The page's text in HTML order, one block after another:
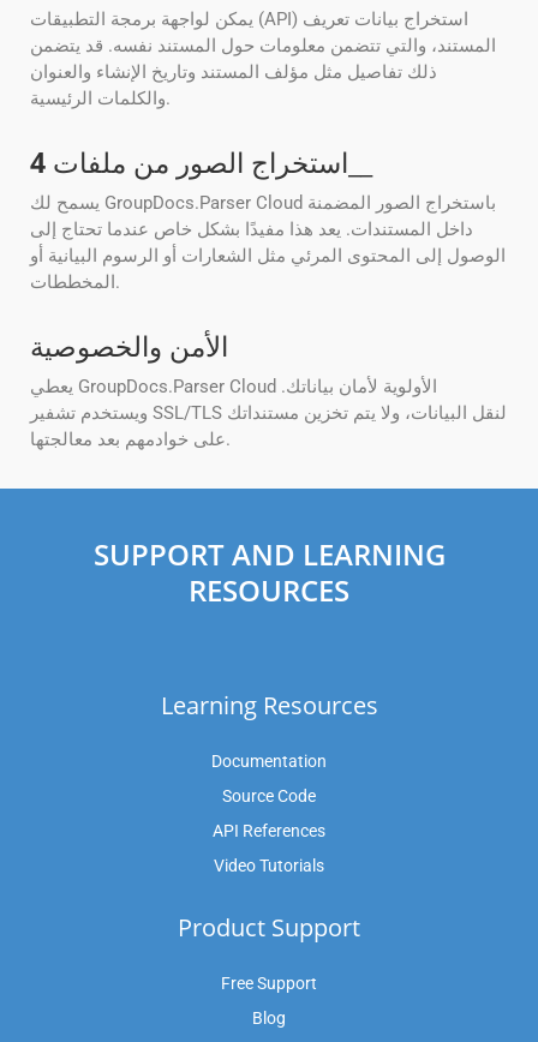
يمكن لواجهة برمجة التطبيقات (API) استخراج بيانات تعريف
المستند، والتي تتضمن معلومات حول المستند نفسه. قد يتضمن
ذلك تفاصيل مثل مؤلف المستند وتاريخ الإنشاء والعنوان
والكلمات الرئيسية.
استخراج الصور من ملفات 4
يسمح لك GroupDocs.Parser Cloud باستخراج الصور المضمنة
داخل المستندات. يعد هذا مفيدًا بشكل خاص عندما تحتاج إلى
الوصول إلى المحتوى المرئي مثل الشعارات أو الرسوم البيانية أو
المخططات.
الأمن والخصوصية
يعطي GroupDocs.Parser Cloud الأولوية لأمان بياناتك.
ويستخدم تشفير SSL/TLS لنقل البيانات، ولا يتم تخزين مستنداتك
على خوادمهم بعد معالجتها.
SUPPORT AND LEARNING
RESOURCES
Learning Resources
Documentation
Source Code
API References
Video Tutorials
Product Support
Free Support
Blog